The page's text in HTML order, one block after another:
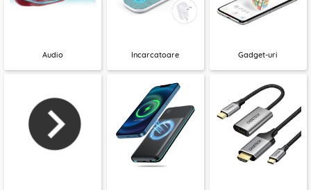
Audio Incarcatoare Gadget-uri